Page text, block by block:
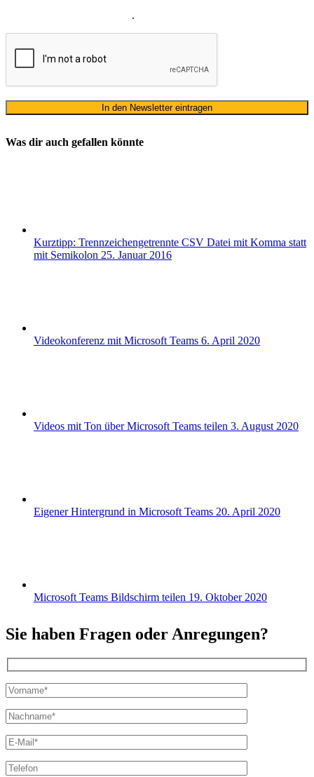
.
Was dir auch gefallen könnte
Kurztipp: Trennzeichengetrennte CSV Datei mit Komma statt
mit Semikolon 25. Januar 2016
Videokonferenz mit Microsoft Teams 6. April 2020
Videos mit Ton über Microsoft Teams teilen 3. August 2020
Eigener Hintergrund in Microsoft Teams 20. April 2020
Microsoft Teams Bildschirm teilen 19. Oktober 2020
Sie haben Fragen oder Anregungen?